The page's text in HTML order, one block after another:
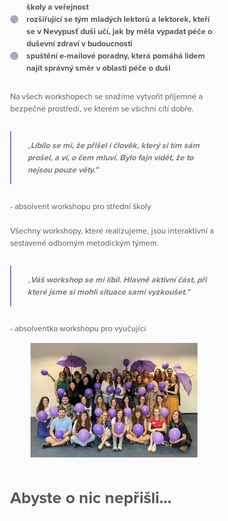
školy a veřejnost
rozšiřující se tým mladých lektorů a lektorek, kteří
se v Nevypusť duši učí, jak by měla vypadat péče o
duševní zdraví v budoucnosti
spuštění e-mailové poradny, která pomáhá lidem
najít správný směr v oblasti péče o duši
Na všech workshopech se snažíme vytvořit příjemné a
bezpečné prostředí, ve kterém se všichni cítí dobře.
„Líbilo se mi, že přišel i člověk, který si tím sám
prošel, a ví, o čem mluví. Bylo fajn vidět, že to
nejsou pouze věty.”
- absolvent workshopu pro střední školy
Všechny workshopy, které realizujeme, jsou interaktivní a
sestavené odborným metodickým týmem.
„Váš workshop se mi líbil. Hlavně aktivní část, při
které jsme si mohli situace sami vyzkoušet.”
- absolventka workshopu pro vyučující
Abyste o nic nepřišli...